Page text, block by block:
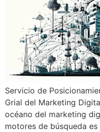
Servicio de
Grial del Marketing
océano del marketing
motores de búsqueda